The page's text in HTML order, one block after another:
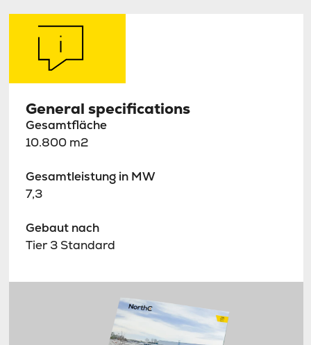
General specifications
Gesamtfläche
10.800 m2
Gesamtleistung in MW
7,3
Gebaut nach
Tier 3 Standard